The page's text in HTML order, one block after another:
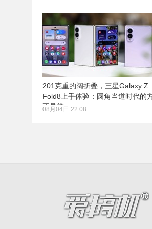
201克重的阔折叠，三星Galaxy Z
Fold8上手体验：圆角当道时代的
正异类
08月04日 22:08